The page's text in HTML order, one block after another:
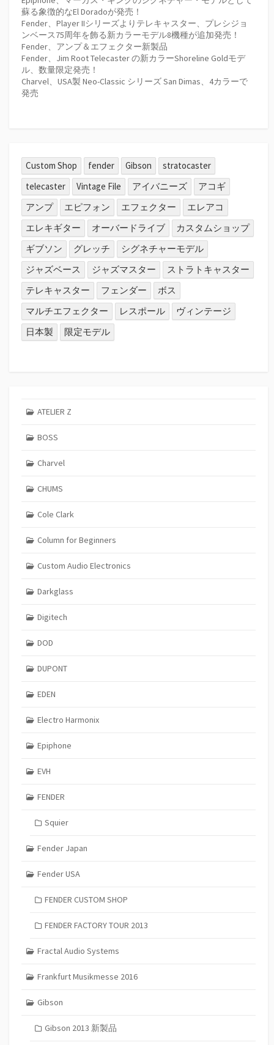
蘇る象徴的なEl Doradoが発売！
Fender、Player IIシリーズよりテレキャスター、プレシジョ
ンベース75周年を飾る新カラーモデル8機種が追加発売！
Fender、アンプ＆エフェクター新製品
Fender、Jim Root Telecaster の新カラーShoreline Goldモデ
ル、数量限定発売！
Charvel、USA製 Neo-Classic シリーズ San Dimas、4カラーで
発売
Custom Shop fender Gibson
stratocaster
telecaster
Vintage File アイバニーズ
アコギ
アンプ
エピフォン エフェクター
エレアコ
エレキギター
オーバードライブ
カスタムショップ
ギブソン
グレッチ
シグネチャーモデル
ジャズベース
ジャズマスター
ストラトキャスター
テレキャスター
フェンダー
ボス
マルチエフェクター
レスポール
ヴィンテージ
日本製
限定モデル
ATELIER Z
BOSS
Charvel
CHUMS
Cole Clark
Column for Beginners
Custom Audio Electronics
Darkglass
Digitech
DOD
DUPONT
EDEN
Electro Harmonix
Epiphone
EVH
FENDER
Squier
Fender Japan
Fender USA
FENDER CUSTOM SHOP
FENDER FACTORY TOUR 2013
Fractal Audio Systems
Frankfurt Musikmesse 2016
Gibson
Gibson 2013 新製品